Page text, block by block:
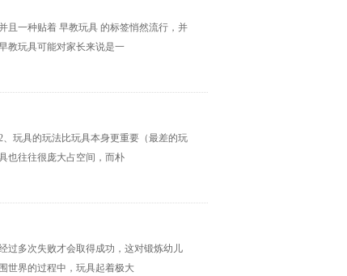
且一种贴着 早教玩具 的标签悄然流行，并
教玩具可能对家长来说是一
玩具的玩法比玩具本身更重要（最差的玩
也往往很庞大占空间，而朴
过多次失败才会取得成功，这对锻炼幼儿
世界的过程中，玩具起着极大